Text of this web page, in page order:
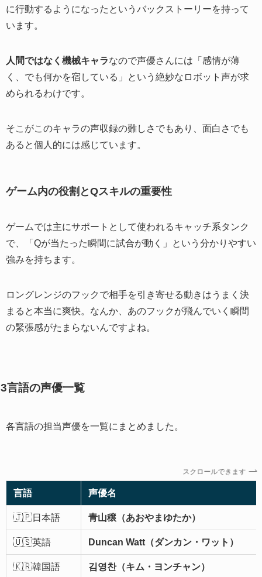
に行動するようになったというバックストーリーを持って
います。
人間ではなく機械キャラなので声優さんには「感情が薄
く、でも何かを宿している」という絶妙なロボット声が求
められるわけです。
そこがこのキャラの声収録の難しさでもあり、面白さでも
あると個人的には感じています。
ゲーム内の役割とQスキルの重要性
ゲームでは主にサポートとして使われるキャッチ系タンク
で、「Qが当たった瞬間に試合が動く」という分かりやすい
強みを持ちます。
ロングレンジのフックで相手を引き寄せる動きはうまく決
まると本当に爽快。なんか、あのフックが飛んでいく瞬間
の緊張感がたまらないんですよね。
3言語の声優一覧
各言語の担当声優を一覧にまとめました。
スクロールできます
言語 声優名
🇯🇵日本語 青山穣（あおやまゆたか）
🇺🇸英語 Duncan Watt（ダンカン・ワット）
🇰🇷韓国語 김영찬（キム・ヨンチャン）